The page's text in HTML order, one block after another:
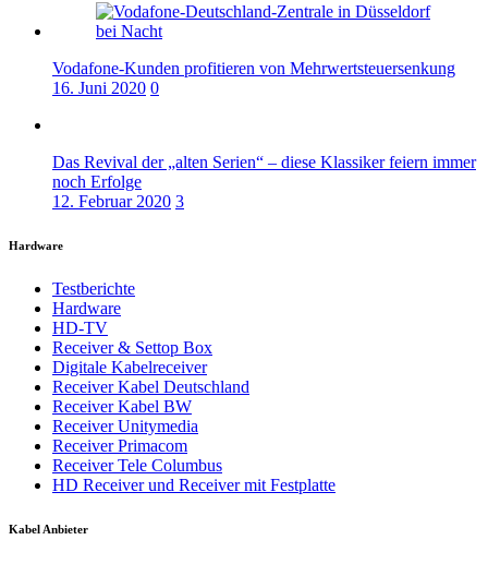
Vodafone-Kunden profitieren von Mehrwertsteuersenkung
16. Juni 2020 0
Das Revival der „alten Serien“ – diese Klassiker feiern immer
noch Erfolge
12. Februar 2020 3
Hardware
Testberichte
Hardware
HD-TV
Receiver & Settop Box
Digitale Kabelreceiver
Receiver Kabel Deutschland
Receiver Kabel BW
Receiver Unitymedia
Receiver Primacom
Receiver Tele Columbus
HD Receiver und Receiver mit Festplatte
Kabel Anbieter